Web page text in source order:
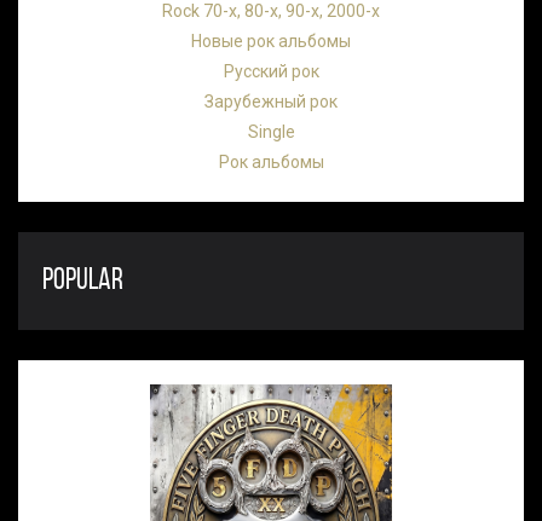
Rock 70-х, 80-х, 90-х, 2000-х
Новые рок альбомы
Русский рок
Зарубежный рок
Single
Рок альбомы
POPULAR